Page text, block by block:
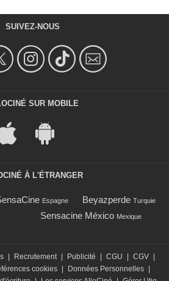
SUIVEZ-NOUS
SUR MOBILE
À L'ÉTRANGER
Espagne Beyazperde Turquie
Sensacine México Mexique
Recrutement Publicité CGU CGV
cookies Données Personnelles